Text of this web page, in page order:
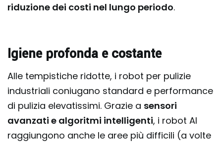
riduzione dei costi nel lungo periodo.
Igiene profonda e costante
Alle tempistiche ridotte, i robot per pulizie
industriali coniugano standard e performance
di pulizia elevatissimi. Grazie a sensori
avanzati e algoritmi intelligenti, i robot AI
raggiungono anche le aree più difficili (a volte